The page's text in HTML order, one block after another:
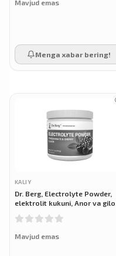
Mavjud emas
Menga xabar bering!
KALIY
Dr. Berg, Electrolyte Powder,
elektrolit kukuni, Anor va gilos
Mavjud emas